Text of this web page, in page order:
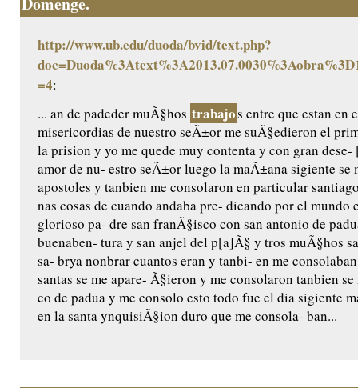
http://www.ub.edu/duoda/bvid/text.php?
=4:
... an de padeder muÃ§hos trabajos entre que estan en
misericordias de nuestro seÃ±or me suÃ§edieron el
la prision y yo me quede muy contenta y con gran
amor de nu- estro seÃ±or luego la maÃ±ana sigiente se
apostoles y tanbien me consolaron en particular
nas cosas de cuando andaba pre- dicando por el mundo
glorioso pa- dre san franÃ§isco con san antonio de
buenaben- tura y san anjel del p[a]Ã§ y tros muÃ§hos
sa- brya nonbrar cuantos eran y tanbi- en me
santas se me apare- Ã§ieron y me consolaron tanbien
co de padua y me consolo esto todo fue el dia sigiente
en la santa ynquisiÃ§ion duro que me consola- ban...